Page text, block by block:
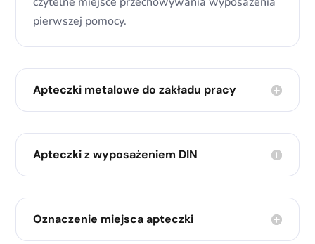
pierwszej pomocy.
Apteczki metalowe do zakładu pracy
Apteczki z wyposażeniem DIN
Oznaczenie miejsca apteczki